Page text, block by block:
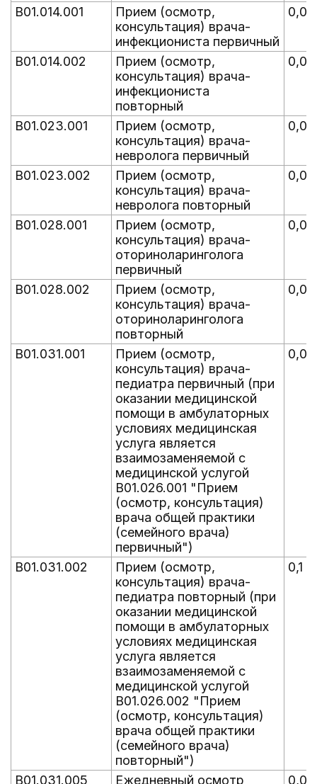
B01.014.001
Прием (осмотр,
консультация) врача-
инфекциониста первичный
B01.014.002
Прием (осмотр,
консультация) врача-
инфекциониста
повторный
B01.023.001
Прием (осмотр,
консультация) врача-
невролога первичный
B01.023.002
Прием (осмотр,
консультация) врача-
невролога повторный
B01.028.001
Прием (осмотр,
консультация) врача-
оториноларинголога
первичный
B01.028.002
Прием (осмотр,
консультация) врача-
оториноларинголога
повторный
0,07
B01.031.001
Прием (осмотр,
консультация) врача-
педиатра первичный (при
оказании медицинской
помощи в амбулаторных
условиях медицинская
услуга является
взаимозаменяемой с
медицинской услугой
B01.026.001 "Прием
(осмотр, консультация)
врача общей практики
(семейного врача)
первичный")
B01.031.002
Прием (осмотр,
консультация) врача-
педиатра повторный (при
оказании медицинской
помощи в амбулаторных
условиях медицинская
услуга является
взаимозаменяемой с
медицинской услугой
B01.026.002 "Прием
(осмотр, консультация)
врача общей практики
(семейного врача)
повторный")
0,1
B01.031.005 Ежедневный осмотр